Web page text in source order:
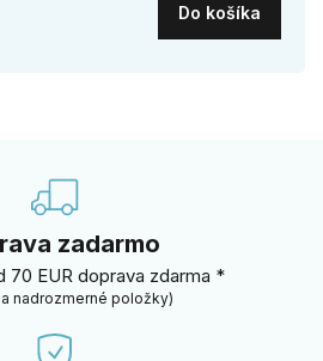
Do košíka
zadarmo
70 EUR doprava zdarma *
nadrozmerné položky)